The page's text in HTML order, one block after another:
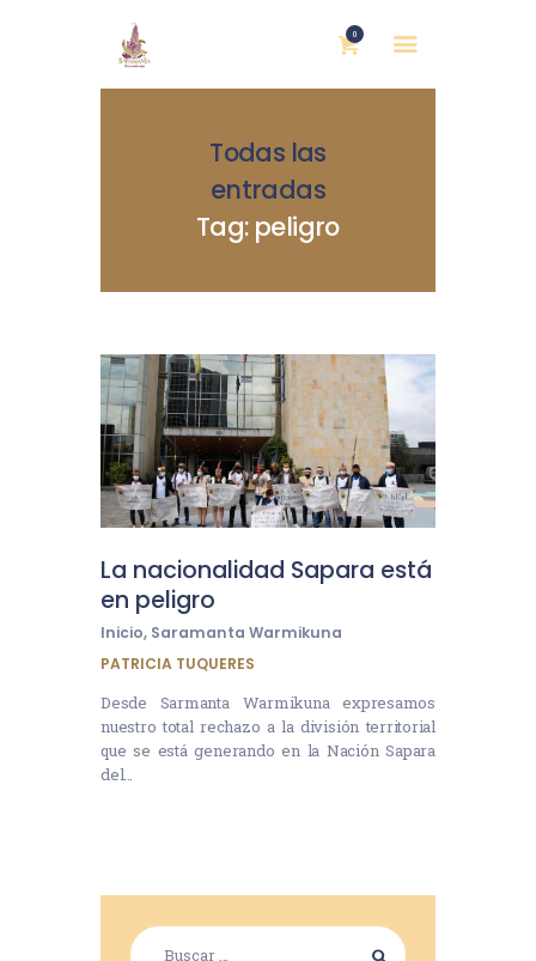
0
Todas las
entradas
Tag: peligro
BLOG
MUJERES DEFENSORAS
ENCUENTROS
COMERCIO JUSTO
CONTACTOS
La nacionalidad Sapara está
en peligro
Inicio, Saramanta Warmikuna
PATRICIA TUQUERES
Desde Sarmanta Warmikuna expresamos
nuestro total rechazo a la división territorial
que se está generando en la Nación Sapara
del…